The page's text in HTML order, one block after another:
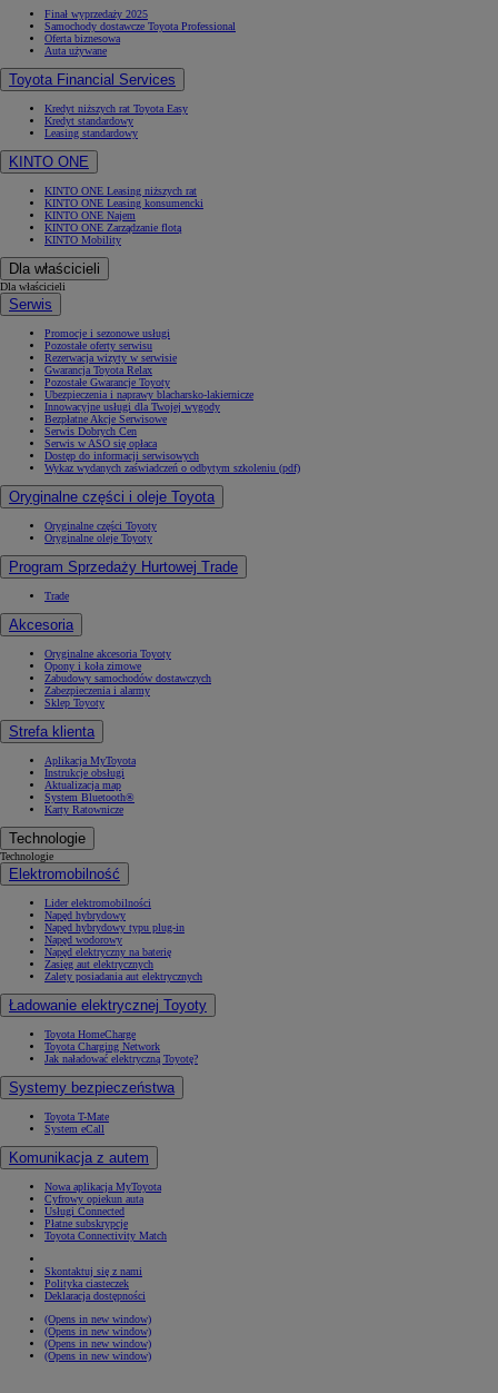
Finał wyprzedaży 2025
Samochody dostawcze Toyota Professional
Oferta biznesowa
Auta używane
Toyota Financial Services
Kredyt niższych rat Toyota Easy
Kredyt standardowy
Leasing standardowy
KINTO ONE
KINTO ONE Leasing niższych rat
KINTO ONE Leasing konsumencki
KINTO ONE Najem
KINTO ONE Zarządzanie flotą
KINTO Mobility
Dla właścicieli
Dla właścicieli
Serwis
Promocje i sezonowe usługi
Pozostałe oferty serwisu
Rezerwacja wizyty w serwisie
Gwarancja Toyota Relax
Pozostałe Gwarancje Toyoty
Ubezpieczenia i naprawy blacharsko-lakiernicze
Innowacyjne usługi dla Twojej wygody
Bezpłatne Akcje Serwisowe
Serwis Dobrych Cen
Serwis w ASO się opłaca
Dostęp do informacji serwisowych
Wykaz wydanych zaświadczeń o odbytym szkoleniu (pdf)
Oryginalne części i oleje Toyota
Oryginalne części Toyoty
Oryginalne oleje Toyoty
Program Sprzedaży Hurtowej Trade
Trade
Akcesoria
Oryginalne akcesoria Toyoty
Opony i koła zimowe
Zabudowy samochodów dostawczych
Zabezpieczenia i alarmy
Sklep Toyoty
Strefa klienta
Aplikacja MyToyota
Instrukcje obsługi
Aktualizacja map
System Bluetooth®
Karty Ratownicze
Technologie
Technologie
Elektromobilność
Lider elektromobilności
Napęd hybrydowy
Napęd hybrydowy typu plug-in
Napęd wodorowy
Napęd elektryczny na baterię
Zasięg aut elektrycznych
Zalety posiadania aut elektrycznych
Ładowanie elektrycznej Toyoty
Toyota HomeCharge
Toyota Charging Network
Jak naładować elektryczną Toyotę?
Systemy bezpieczeństwa
Toyota T-Mate
System eCall
Komunikacja z autem
Nowa aplikacja MyToyota
Cyfrowy opiekun auta
Usługi Connected
Płatne subskrypcje
Toyota Connectivity Match
Skontaktuj się z nami
Polityka ciasteczek
Deklaracja dostępności
(Opens in new window)
(Opens in new window)
(Opens in new window)
(Opens in new window)